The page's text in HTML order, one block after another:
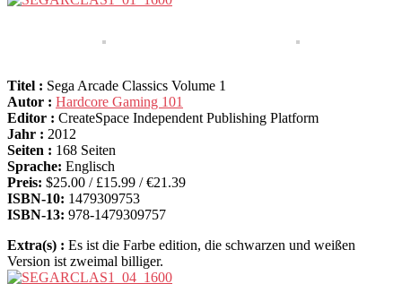
Titel : Sega Arcade Classics Volume 1
Autor : Hardcore Gaming 101
Editor : CreateSpace Independent Publishing Platform
Jahr : 2012
Seiten : 168 Seiten
Sprache: Englisch
Preis: $25.00 / £15.99 / €21.39
ISBN-10: 1479309753
ISBN-13: 978-1479309757
Extra(s) : Es ist die Farbe edition, die schwarzen und weißen
Version ist zweimal billiger.